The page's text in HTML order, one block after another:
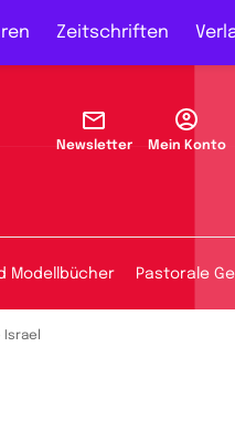
Zeitschriften
Newsletter Mein Konto
Modellbücher Pastorale